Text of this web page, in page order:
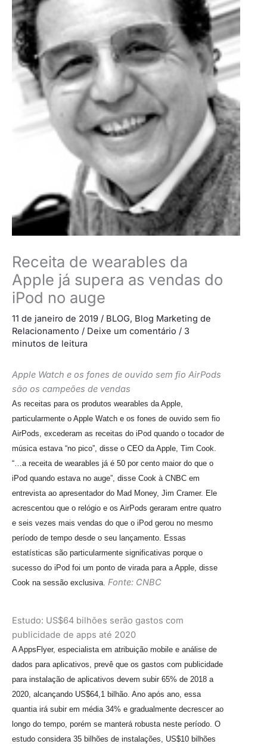
Receita de wearables da
Apple já supera as vendas do
iPod no auge
11 de janeiro de 2019 / BLOG, Blog Marketing de
Relacionamento / Deixe um comentário / 3
minutos de leitura
Apple Watch e os fones de ouvido sem fio AirPods
são os campeões de vendas
As receitas para os produtos wearables da Apple,
particularmente o Apple Watch e os fones de ouvido sem fio
AirPods, excederam as receitas do iPod quando o tocador de
música estava “no pico”, disse o CEO da Apple, Tim Cook.
“…a receita de wearables já é 50 por cento maior do que o
iPod quando estava no auge”, disse Cook à CNBC em
entrevista ao apresentador do Mad Money, Jim Cramer. Ele
acrescentou que o relógio e os AirPods geraram entre quatro
e seis vezes mais vendas do que o iPod gerou no mesmo
período de tempo desde o seu lançamento. Essas
estatísticas são particularmente significativas porque o
sucesso do iPod foi um ponto de virada para a Apple, disse
Cook na sessão exclusiva. Fonte: CNBC
Estudo: US$64 bilhões serão gastos com
publicidade de apps até 2020
A AppsFlyer, especialista em atribuição mobile e análise de
dados para aplicativos, prevê que os gastos com publicidade
para instalação de aplicativos devem subir 65% de 2018 a
2020, alcançando US$64,1 bilhão. Ano após ano, essa
quantia irá subir em média 34% e gradualmente decrescer ao
longo do tempo, porém se manterá robusta neste período. O
estudo considera 35 bilhões de instalações, US$10 bilhões